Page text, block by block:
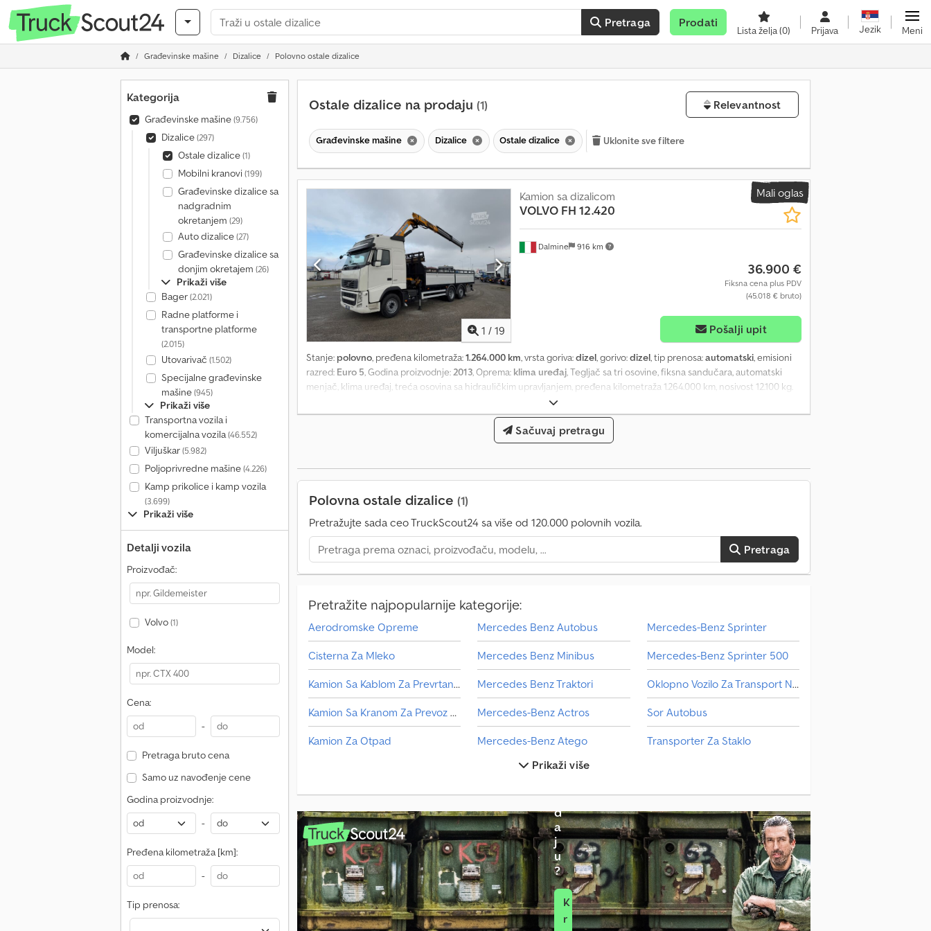
Pretraga Prodati
Lista želja(0) Prijava Jezik Meni
Građevinske mašine Dizalice Polovno ostale dizalice
Kategorija
Građevinske mašine(9.756)
Dizalice(297)
Ostale dizalice(1)
Mobilni kranovi(199)
Građevinske dizalice sa
nadgradnim
okretanjem (29)
Auto dizalice(27)
Građevinske dizalice sa
donjim okretajem (26)
Prikaži više
Bager(2.021)
Radne platforme i
transportne platforme
(2.015)
Utovarivač (1.502)
Specijalne građevinske
mašine(945)
Prikaži više
Transportna vozila i
komercijalna vozila(46.552)
Viljuškar(5.982)
Poljoprivredne mašine(4.226)
Kamp prikolice i kamp vozila
(3.699)
Prikaži više
Detalji vozila
Proizvođač:
Volvo(1)
Model:
Cena:
-
Pretraga bruto cena
Samo uz navođenje cene
Godina proizvodnje:
-
Pređena kilometraža [km]:
-
Tip prenosa:
Ostale dizalice na prodaju (1) Relevantnost
Građevinske mašine Dizalice Ostale dizalice Uklonite sve filtere
Mali oglas
1 / 19
Dalmine 916 km
Kamion sa dizalicom
VOLVO FH 12.420
36.900 €
Fiksna cena plus PDV
(45.018 € bruto)
Pošalji upit
Stanje: polovno, pređena kilometraža:1.264.000 km, vrsta goriva:dizel, gorivo:dizel, tip prenosa:automatski, emisioni
razred: Euro 5, Godina proizvodnje:2013, Oprema: klima uređaj, Tegljač sa tri osovine, fiksna sandučara, automatski
menjač, klima uređaj, treća osovina sa hidrauličkim upravljanjem, pređena kilometraža 1.264.000 km, nosivost 12.100 kg.
Dcsdpfx Agjvx Uh Ioxjk Dizalica Effer 250.CL/2S, godina proizvodnje 2013, nosivost 8.140 kg, poslednja periodična
inspekcija 14.06.2024, daljinsko upravljanje.
Sačuvaj pretragu
Polovna ostale dizalice (1)
Pretražujte sada ceo TruckScout24 sa više od 120.000 polovnih vozila.
Pretraga
Pretražite najpopularnije kategorije:
Aerodromske Opreme
Cisterna Za Mleko
Kamion Sa Kablom Za Prevrtanje
Kamion Sa Kranom Za Prevoz Kontejnera
Kamion Za Otpad
Linde L 10
Man L 2000
Manevarsko Vozilo
Mercedes Benz Autobus
Mercedes Benz Minibus
Mercedes Benz Traktori
Mercedes-Benz Actros
Mercedes-Benz Atego
Mercedes-Benz Atego 1200
Mercedes-Benz Atego 1500
Mercedes-Benz Atego 1828
Mercedes-Benz Atego 800
Mercedes-Benz Sprinter
Mercedes-Benz Sprinter 500
Oklopno Vozilo Za Transport Novca
Sor Autobus
Transporter Za Staklo
Маневарско Возило
Prikaži više
V
o
z
i
l
o
n
p
o
d
a
j
u
?
K
r